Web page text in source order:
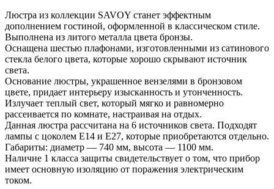
Люстра из коллекции SAVOY станет эффектным
дополнением гостиной, оформленной в классическом стиле.
Выполнена из литого металла цвета бронзы.
Оснащена шестью плафонами, изготовленными из сатинового
стекла белого цвета, которые хорошо скрывают источник
света.
Основание люстры, украшенное вензелями в бронзовом
цвете, придает интерьеру изысканность и утонченность.
Излучает теплый свет, который мягко и равномерно
рассеивается по комнате, настраивая на отдых.
Данная люстра рассчитана на 6 источников света. Подходят
лампы с цоколем Е14 и Е27, которые приобретаются отдельно.
Габариты: диаметр — 740 мм, высота — 1100 мм.
Наличие 1 класса защиты свидетельствует о том, что прибор
имеет основную изоляцию от поражения электрическим
током.